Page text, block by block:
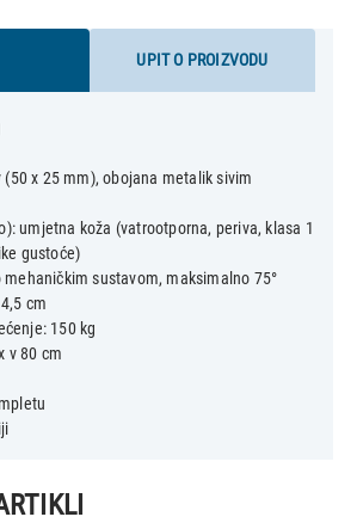
UPIT O PROIZVODU
(50 x 25 mm), obojana metalik sivim
umjetna koža (vatrootporna, periva, klasa 1
gustoće)
mehaničkim sustavom, maksimalno 75°
cm
150 kg
v 80 cm